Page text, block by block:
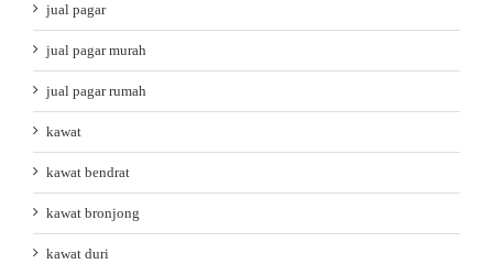
jual pagar
jual pagar murah
jual pagar rumah
kawat
kawat bendrat
kawat bronjong
kawat duri